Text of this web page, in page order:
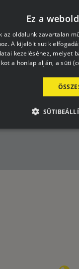
KAPNI?
megkapni rendszeres
közül, és mi ajándékba
Ez a
az oldalunk zavartalan
A kijelölt sütik
kezeléséhez, melyet
a honlap alján, a süti